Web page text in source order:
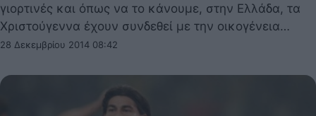
γιορτινές και όπως να το κάνουμε, στην Ελλάδα, τα
Χριστούγεννα έχουν συνδεθεί με την οικογένεια…
28 Δεκεμβρίου 2014 08:42